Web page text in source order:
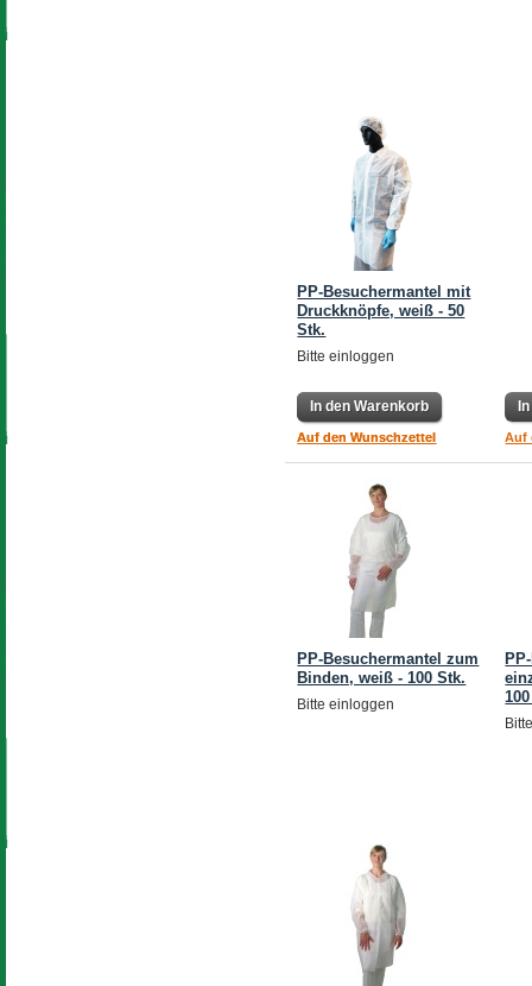
In den Warenkorb
Auf den Wunschzettel Auf
PP-Besuchermantel mit
Druckknöpfe, weiß - 50
Stk.
Bitte einloggen
In den Warenkorb
Auf den Wunschzettel
PP-Besuchermantel zum
Binden, weiß - 100 Stk.
Bitte einloggen